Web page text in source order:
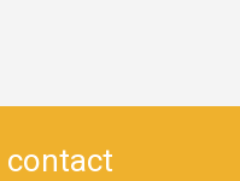
contact